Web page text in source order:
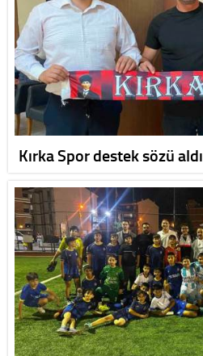
Kırka Spor destek sözü aldı